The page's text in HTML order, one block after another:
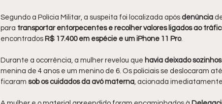
Segundo a Polícia Militar, a suspeita foi localizada após denúncia
para transportar entorpecentes e recolher valores ligados ao
encontrados R$ 17.400 em espécie e um iPhone 11 Pro.
Durante a ocorrência, a mulher revelou que havia deixado
menina de 4 anos e um menino de 6. Os policiais se deslocaram
ficaram sob os cuidados da avó materna , acionada imediatamente.